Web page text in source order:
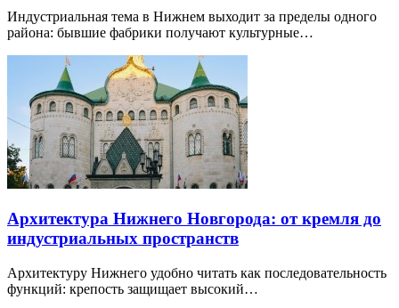
Индустриальная тема в Нижнем выходит за пределы одного
района: бывшие фабрики получают культурные…
Архитектура Нижнего Новгорода: от кремля до
индустриальных пространств
Архитектуру Нижнего удобно читать как последовательность
функций: крепость защищает высокий…